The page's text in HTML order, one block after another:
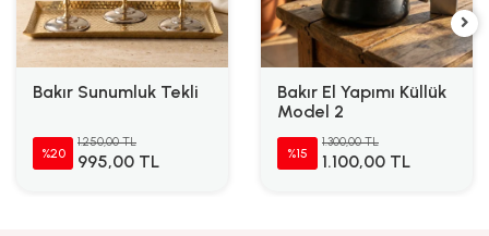
Bakır Sunumluk Tekli
%20
1.250,00 TL
995,00 TL
Bakır El Yapımı Küllük
Model 2
%15
1.300,00 TL
1.100,00 TL